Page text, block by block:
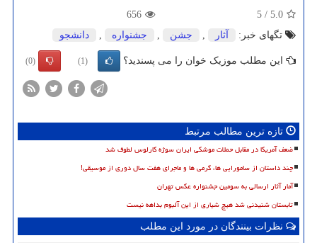
5.0
/
5
656
تگهای خبر:
آثار جشن جشنواره دانشجو
این مطلب موزیک خوان را می پسندید؟ (1)
(0)
تازه ترین مطالب مرتبط
ضعف آمریکا در مقابل حملات موشکی ایران سوژه کارلوس لطوف شد
چند داستان از سامورایی ها، گرمی ها و ماجرای هفت سال دوری از موسیقی!
آمار آثار ارسالی به سومین جشنواره عکس تهران
تابستان شنیدنی شد هیچ شیاری از این آلبوم بداهه نیست
نظرات بینندگان در مورد این مطلب